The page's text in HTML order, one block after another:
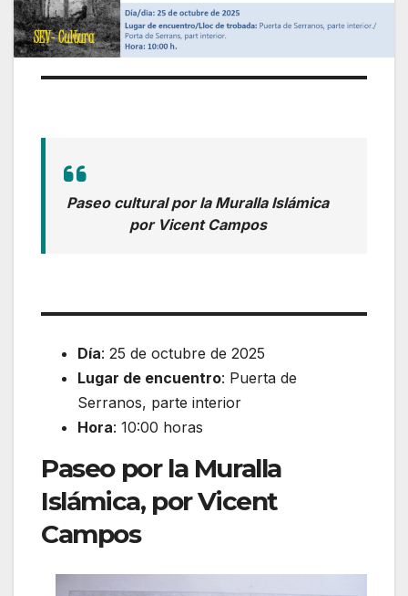
Paseo cultural por la Muralla Islámica
por Vicent Campos
Día: 25 de octubre de 2025
Lugar de encuentro: Puerta de
Serranos, parte interior
Hora: 10:00 horas
Paseo por la Muralla
Islámica, por Vicent
Campos